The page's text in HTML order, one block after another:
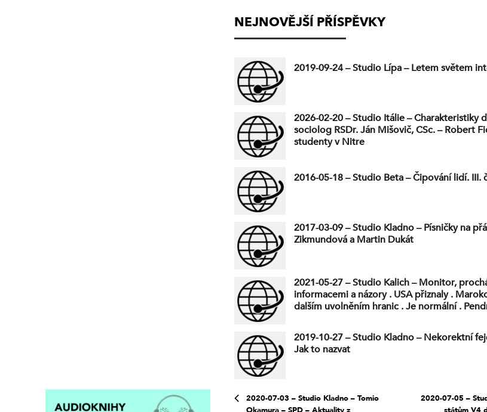
NEJNOVĚJŠÍ PŘÍSPĚVKY
2019-09-24 – Studio Lípa – Letem světem
2026-02-20 – Studio Itálie – Charakteristiky
sociolog RSDr. Ján Mišovič, CSc. – Robert
studenty v Nitre
2016-05-18 – Studio Beta – Čipování lidí. III.
2017-03-09 – Studio Kladno – Písničky na
Zikmundová a Martin Dukát
2021-05-27 – Studio Kalich – Monitor,
informacemi a názory . USA přiznaly .
dalším uvolněním hranic . Je normální .
2019-10-27 – Studio Kladno – Nekorektní
Jak to nazvat
2020-07-03 – Studio Kladno – Tomio
2020-07-05 –